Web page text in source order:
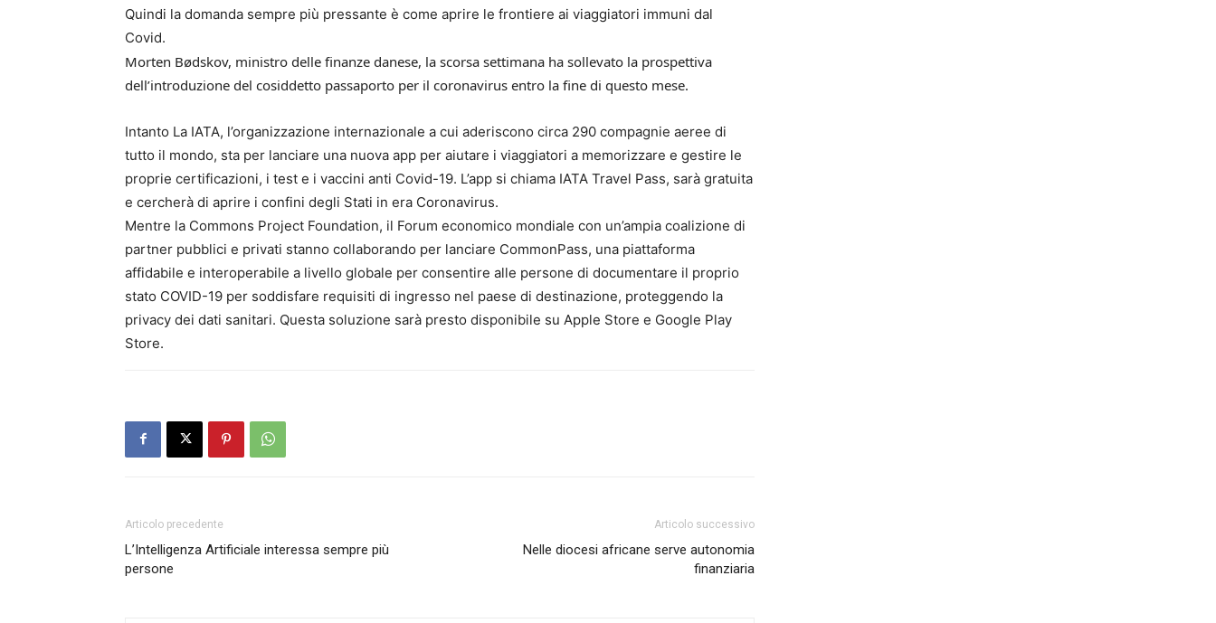
Quindi la domanda sempre più pressante è come aprire le frontiere ai viaggiatori immuni dal
Covid.
Morten Bødskov, ministro delle finanze danese, la scorsa settimana ha sollevato la prospettiva
dell’introduzione del cosiddetto passaporto per il coronavirus entro la fine di questo mese.
Intanto La IATA, l’organizzazione internazionale a cui aderiscono circa 290 compagnie aeree di
tutto il mondo, sta per lanciare una nuova app per aiutare i viaggiatori a memorizzare e gestire le
proprie certificazioni, i test e i vaccini anti Covid-19. L’app si chiama IATA Travel Pass, sarà gratuita
e cercherà di aprire i confini degli Stati in era Coronavirus.
Mentre la Commons Project Foundation, il Forum economico mondiale con un’ampia coalizione di
partner pubblici e privati stanno collaborando per lanciare CommonPass, una piattaforma
affidabile e interoperabile a livello globale per consentire alle persone di documentare il proprio
stato COVID-19 per soddisfare requisiti di ingresso nel paese di destinazione, proteggendo la
privacy dei dati sanitari. Questa soluzione sarà presto disponibile su Apple Store e Google Play
Store.
Articolo precedente
L’Intelligenza Artificiale interessa sempre più
persone
Articolo successivo
Nelle diocesi africane serve autonomia
finanziaria